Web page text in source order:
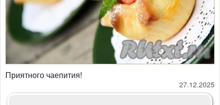
Приятного чаепития!
27.12.2025